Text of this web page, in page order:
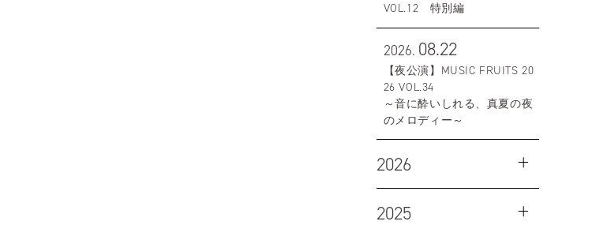
VOL.12 特別編
2026. 08.22
【夜公演】MUSIC FRUITS 20
26 VOL.34
～音に酔いしれる、真夏の夜
のメロディー～
2026
2025